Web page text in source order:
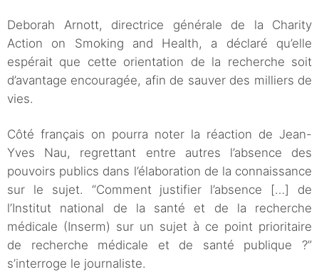
Deborah Arnott, directrice générale de la Charity
Action on Smoking and Health, a déclaré qu’elle
espérait que cette orientation de la recherche soit
d’avantage encouragée, afin de sauver des milliers de
vies.
Côté français on pourra noter la réaction de Jean-
Yves Nau, regrettant entre autres l’absence des
pouvoirs publics dans l’élaboration de la connaissance
sur le sujet. “Comment justifier l’absence […] de
l’Institut national de la santé et de la recherche
médicale (Inserm) sur un sujet à ce point prioritaire
de recherche médicale et de santé publique ?”
s’interroge le journaliste.